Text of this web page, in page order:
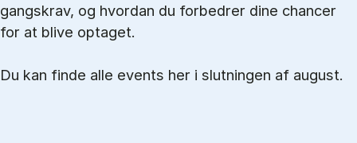
gangs­krav, og hvordan du forbedrer dine chancer
for at blive optaget.
Du kan finde alle events her i slutningen af august.